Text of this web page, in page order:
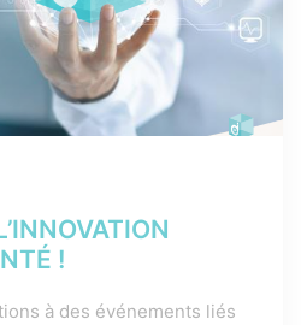
!
à des événements liés